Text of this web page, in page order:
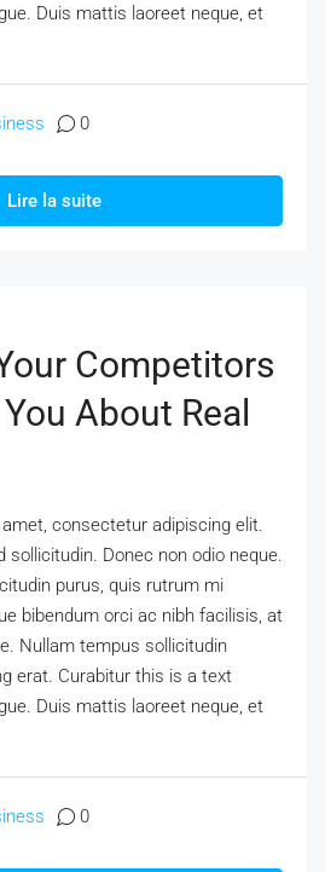
Duis mattis laoreet neque, et
0
Lire la suite
Competitors
About Real
consectetur adipiscing elit.
Donec non odio neque.
purus, quis rutrum mi
bibendum orci ac nibh facilisis, at
Nullam tempus sollicitudin
erat. Curabitur this is a text
Duis mattis laoreet neque, et
0